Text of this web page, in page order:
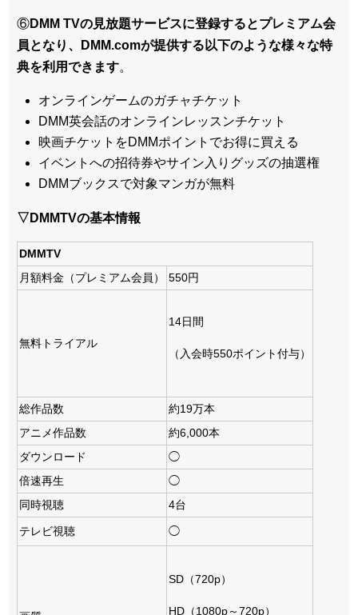
⑥DMM TVの見放題サービスに登録するとプレミアム会
員となり、DMM.comが提供する以下のような様々な特
典を利用できます。
オンラインゲームのガチャチケット
DMM英会話のオンラインレッスンチケット
映画チケットをDMMポイントでお得に買える
イベントへの招待券やサイン入りグッズの抽選権
DMMブックスで対象マンガが無料
▽DMMTVの基本情報
DMMTV
月額料金（プレミアム会員）
550円
無料トライアル
14日間
（入会時550ポイント付与）
総作品数
約19万本
アニメ作品数
約6,000本
ダウンロード
◯
倍速再生
◯
同時視聴
4台
テレビ視聴 ◯
SD（720p）
HD（1080p～720p）